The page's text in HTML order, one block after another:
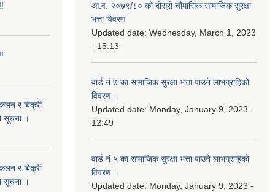
र बिक्री
सूचना ।
र बिक्री
सूचना ।
आ.व. २०७९/८० को दोस्रो चौमासिक सामाजिक सुरक्षा
भत्ता विवरण
Updated date: Wednesday, March 1, 2023
- 15:13
वार्ड नं ७ का सामाजिक सुरक्षा भत्ता पाउने लाभग्राहिको
विवरण ।
Updated date: Monday, January 9, 2023 -
12:49
वार्ड नं ५ का सामाजिक सुरक्षा भत्ता पाउने लाभग्राहिको
विवरण ।
Updated date: Monday, January 9, 2023 -